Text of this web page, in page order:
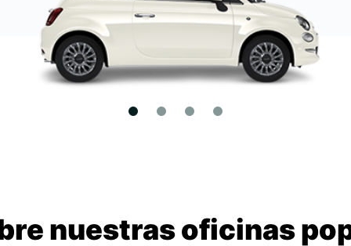
nuestras oficinas